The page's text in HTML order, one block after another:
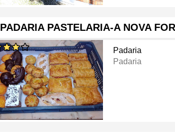
PADARIA PASTELARIA-A NOVA
Padaria
Padaria